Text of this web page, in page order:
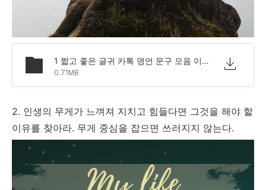
1 짧고 좋은 글귀 카톡 명언 문구 모음 이미지.png
0.71MB
2. 인생의 무게가 느껴져 지치고 힘들다면 그것을 해야 할
이유를 찾아라. 무게 중심을 잡으면 쓰러지지 않는다.